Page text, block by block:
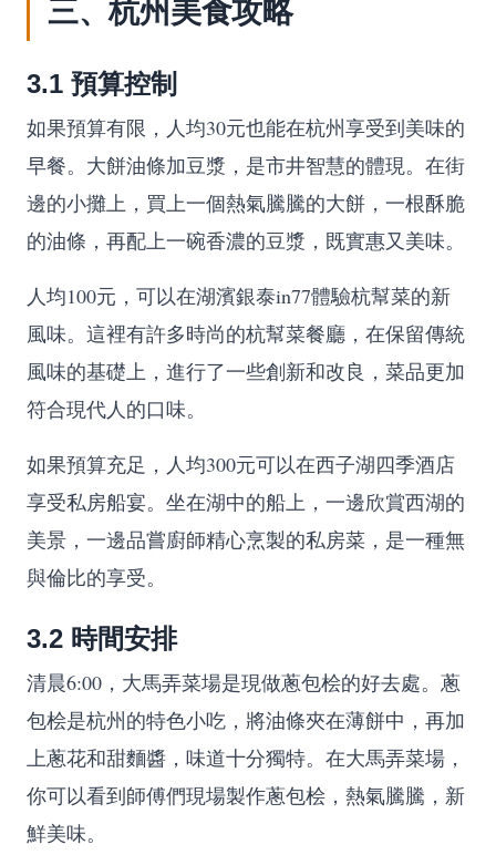
三、杭州美食攻略
3.1 預算控制
如果預算有限，人均30元也能在杭州享受到美味的
早餐。大餅油條加豆漿，是市井智慧的體現。在街
邊的小攤上，買上一個熱氣騰騰的大餅，一根酥脆
的油條，再配上一碗香濃的豆漿，既實惠又美味。
人均100元，可以在湖濱銀泰in77體驗杭幫菜的新
風味。這裡有許多時尚的杭幫菜餐廳，在保留傳統
風味的基礎上，進行了一些創新和改良，菜品更加
符合現代人的口味。
如果預算充足，人均300元可以在西子湖四季酒店
享受私房船宴。坐在湖中的船上，一邊欣賞西湖的
美景，一邊品嘗廚師精心烹製的私房菜，是一種無
與倫比的享受。
3.2 時間安排
清晨6:00，大馬弄菜場是現做蔥包桧的好去處。蔥
包桧是杭州的特色小吃，將油條夾在薄餅中，再加
上蔥花和甜麵醬，味道十分獨特。在大馬弄菜場，
你可以看到師傅們現場製作蔥包桧，熱氣騰騰，新
鮮美味。